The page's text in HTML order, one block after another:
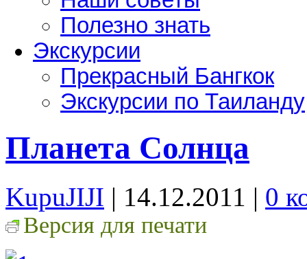
Полезно знать
Экскурсии
Прекрасный Бангкок
Экскурсии по Таиланду
Планета Солнца
KupuJIJI | 14.12.2011 | 0
Версия для печати